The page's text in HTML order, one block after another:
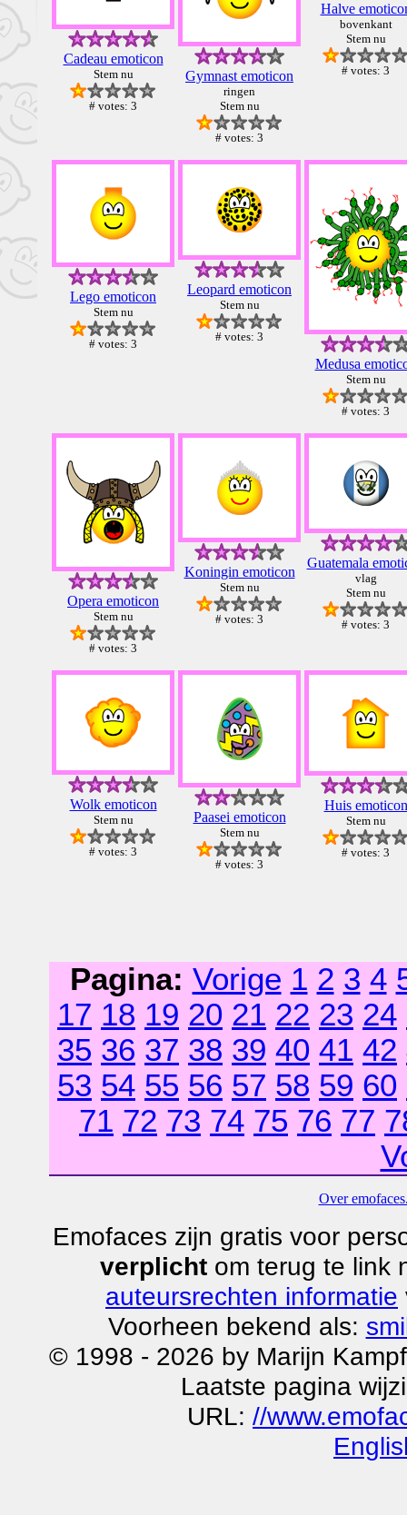
Cadeau emoticon
Stem nu
# votes: 3
Gymnast emoticon
ringen
Stem nu
# votes: 3
Halve
bovenkant
Stem nu
# votes: 3
Lego emoticon
Stem nu
# votes: 3
Leopard emoticon
Stem nu
# votes: 3
Medusa
Stem nu
# votes: 3
Opera emoticon
Stem nu
# votes: 3
Koningin emoticon
Stem nu
# votes: 3
Guatemala
vlag
Stem nu
# votes: 3
Wolk emoticon
Stem nu
# votes: 3
Paasei emoticon
Stem nu
# votes: 3
Huis emoticon
Stem nu
# votes: 3
Pagina: Vorige 1 2 3 4
17 18 19 20 21 22 23 24
35 36 37 38 39 40 41 42
53 54 55 56 57 58 59 60
71 72 73 74 75 76 77
Over
Emofaces zijn gratis voor
verplichtom terug te link
auteursrechten informatie
Voorheen bekend als:
© 1998 - 2026 by Marijn
Laatste pagina
URL: //